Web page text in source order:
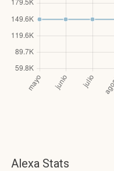
Alexa Stats